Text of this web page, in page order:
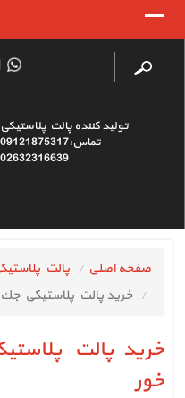
تولید کننده پالت پلاستیکی
تماس:09121875317
02632316639
صفحه اصلی
پالت
خريد پالت پلاستيكي جك
خريد پالت
خور